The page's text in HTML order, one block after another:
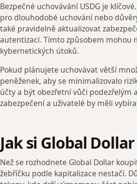
Bezpečné uchovávání USDG je
pro dlouhodobé uchování nebo
také pravidelně aktualizovat
autentizaci. Tímto způsobem mohou
kybernetických útoků.
Pokud plánujete uchovávat větší
peněženek, aby se minimalizovalo
účty a být obezřetní vůči podezřelým
zabezpečení a uživatelé by měli
Jak si Global
Než se rozhodnete Global Dollar
žebříčku podle kapitalizace nestačí.